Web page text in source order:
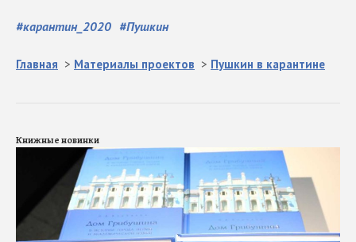
#карантин_2020 #Пушкин
Главная > Материалы проектов > Пушкин в карантине
Книжные новинки